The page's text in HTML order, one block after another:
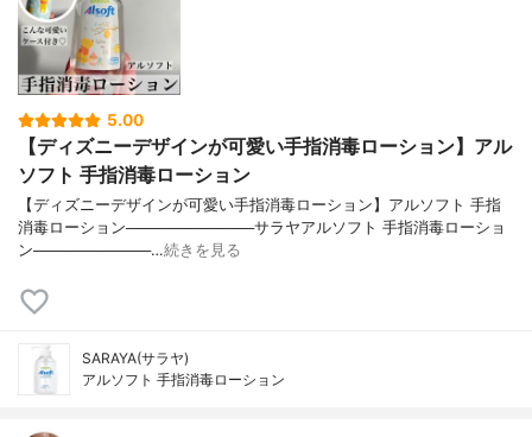
5.00
【ディズニーデザインが可愛い手指消毒ローション】アル
ソフト 手指消毒ローション
【ディズニーデザインが可愛い手指消毒ローション】アルソフト 手指
消毒ローション────────────サラヤアルソフト 手指消毒ローショ
ン───────────…続きを見る
SARAYA(サラヤ)
アルソフト 手指消毒ローション